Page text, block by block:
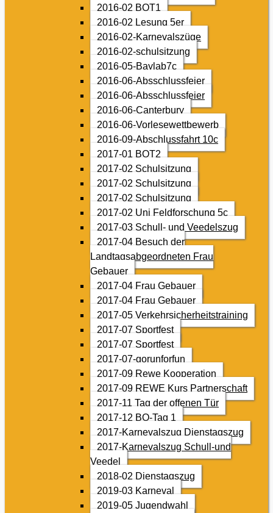
2016-02 BOT1
2016-02 Lesung 5er
2016-02-Karnevalszüge
2016-02-schulsitzung
2016-05-Baylab7c
2016-06-Absschlussfeier
2016-06-Absschlussfeier
2016-06-Canterbury
2016-06-Vorlesewettbewerb
2016-09-Abschlussfahrt 10c
2017-01 BOT2
2017-02 Schulsitzung
2017-02 Schulsitzung
2017-02 Schulsitzung
2017-02 Uni Feldforschung 5c
2017-03 Schull- und Veedelszug
2017-04 Besuch der
Landtagsabgeordneten Frau
Gebauer
2017-04 Frau Gebauer
2017-04 Frau Gebauer
2017-05 Verkehrsicherheitstraining
2017-07 Sportfest
2017-07 Sportfest
2017-07-gorunforfun
2017-09 Rewe Kooperation
2017-09 REWE Kurs Partnerschaft
2017-11 Tag der offenen Tür
2017-12 BO-Tag 1
2017-Karnevalszug Dienstagszug
2017-Karnevalszug Schull-und
Veedel
2018-02 Dienstagszug
2019-03 Karneval
2019-05 Jugendwahl